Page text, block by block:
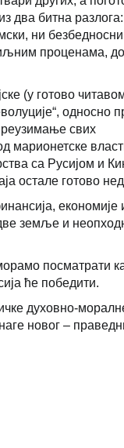
два битна
ни
проценама,
(у готово
односно
свих
марионетске
са Русијом и
остале готово
економије
земље и
посматрати
ће победити.
духовно-
новог –